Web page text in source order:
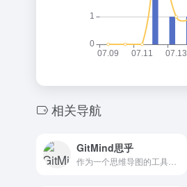
相关导航
GitMind思乎